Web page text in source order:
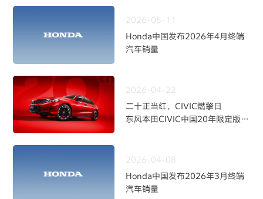
2026-05-11
Honda中国发布2026年4月终端
汽车销量
2026-04-22
二十正当红，CIVIC燃擎日
东风本田CIVIC中国20年限定版焕
2026-04-08
Honda中国发布2026年3月终端
汽车销量